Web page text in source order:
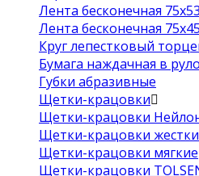
Лента бесконечная
Лента бесконечная
Круг лепестковый
Бумага наждачная в
Губки абразивные
Щетки-крацовки
Щетки-крацовки
Щетки-крацовки
Щетки-крацовки мягкие
Щетки-крацовки